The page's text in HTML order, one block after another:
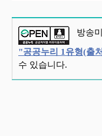
방송
"공공누리 1유형(출
수 있습니다.